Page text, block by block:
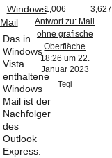
Windows
Mail
Das in
Windows
Vista
enthaltene
Windows
Mail ist der
Nachfolger
des
Outlook
Express.
1,006
3,627
Antwort zu: Mail
ohne grafische
Oberfläche
18:26 um 22.
Januar 2023
Teqi